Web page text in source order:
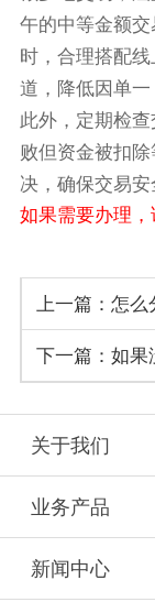
午的中等金额
时，合理搭配
道，降低因单一
此外，定期检
败但资金被扣
决，确保交易安
如果需要办理
上一篇：怎么
下一篇：如果
关于我们
业务产品
新闻中心